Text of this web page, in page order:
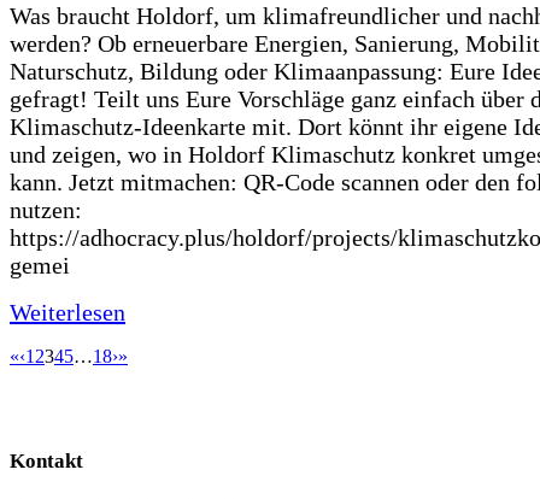
Was braucht Holdorf, um klimafreundlicher und
werden? Ob erneuerbare Energien, Sanierung,
Naturschutz, Bildung oder Klimaanpassung: Eure
gefragt! Teilt uns Eure Vorschläge ganz einfach über
Klimaschutz-Ideenkarte mit. Dort könnt ihr eigene
und zeigen, wo in Holdorf Klimaschutz konkret
kann. Jetzt mitmachen: QR-Code scannen oder den
nutzen:
https://adhocracy.plus/holdorf/projects/
gemei
Weiterlesen
«‹1 2345…18›»
Kontakt